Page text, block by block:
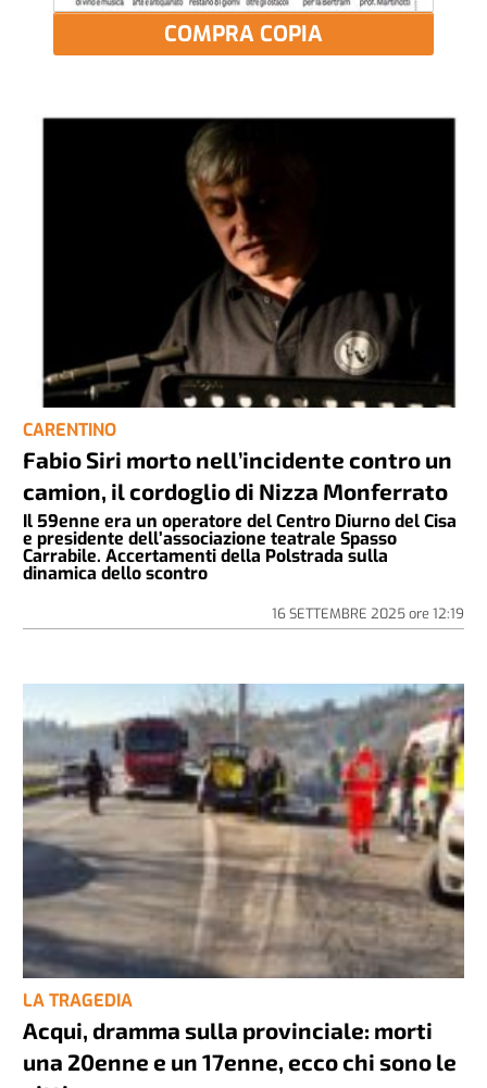
COMPRA COPIA
CARENTINO
Fabio Siri morto nell’incidente contro un
camion, il cordoglio di Nizza Monferrato
Il 59enne era un operatore del Centro Diurno del Cisa
e presidente dell’associazione teatrale Spasso
Carrabile. Accertamenti della Polstrada sulla
dinamica dello scontro
16 SETTEMBRE 2025ore 12:19
LA TRAGEDIA
Acqui, dramma sulla provinciale: morti
una 20enne e un 17enne, ecco chi sono le